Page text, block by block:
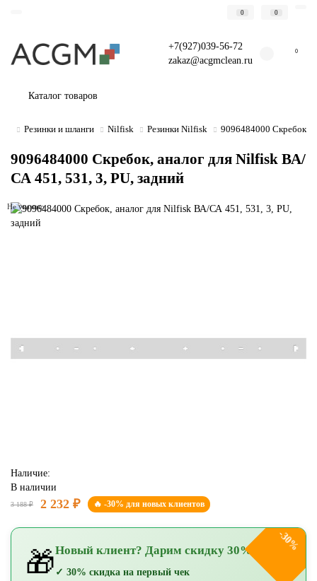
0 0
+7(927)039-56-72
zakaz@acgmclean.ru
0
Каталог товаров
Резинки и шланги Nilfisk Резинки Nilfisk 9096484000 Скребок,
9096484000 Скребок, аналог для Nilfisk ВА/
СА 451, 531, 3, PU, задний
Не указано
Наличие:
В наличии
3 188 ₽ 2 232 ₽ 🔥 -30% для новых клиентов
-30%
🎁Новый клиент? Дарим скидку 30%!
✓ 30% скидка на первый чек